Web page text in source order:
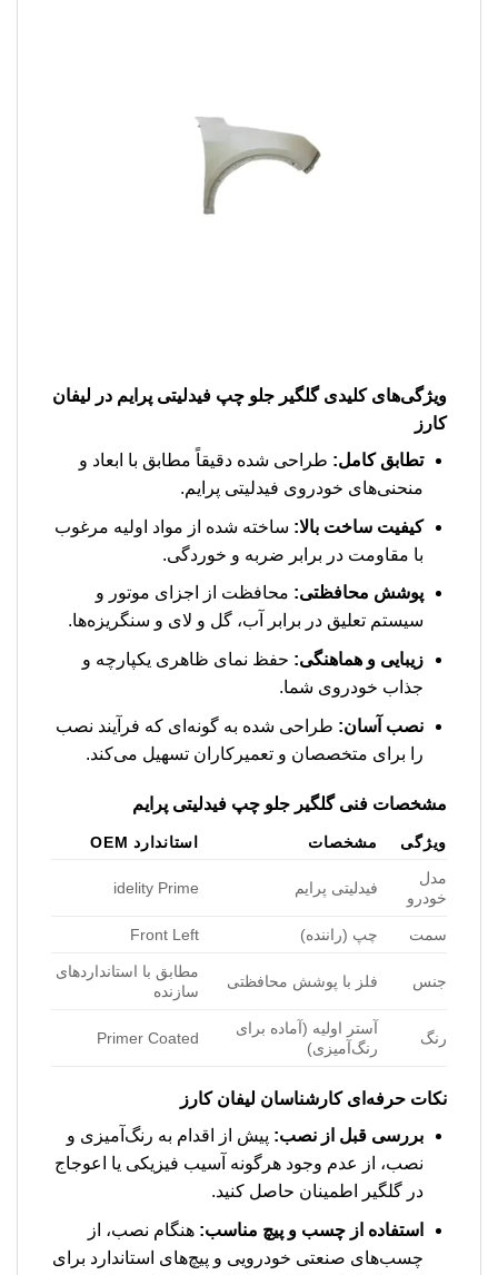
ویژگی‌های کلیدیگلگیر جلو چپ فیدلیتی پرایم در لیفان
کارز
تطابق کامل: طراحی شده دقیقاً مطابق با ابعاد و
منحنی‌های خودروی فیدلیتی پرایم.
کیفیت ساخت بالا: ساخته شده از مواد اولیه مرغوب
با مقاومت در برابر ضربه و خوردگی.
پوشش محافظتی: محافظت از اجزای موتور و
سیستم تعلیق در برابر آب، گل و لای و سنگریزه‌ها.
زیبایی و هماهنگی: حفظ نمای ظاهری یکپارچه و
جذاب خودروی شما.
نصب آسان: طراحی شده به گونه‌ای که فرآیند نصب
را برای متخصصان و تعمیرکاران تسهیل می‌کند.
مشخصات فنیگلگیر جلو چپ فیدلیتی پرایم
ویژگی مشخصات
استاندارد OEM
مدل
خودرو
فیدلیتی پرایم idelity Prime
سمت چپ (راننده) Front Left
جنس فلز با پوشش محافظتی
مطابق با استانداردهای
سازنده
رنگ
آستر اولیه (آماده برای
رنگ‌آمیزی)
Primer Coated
نکات حرفه‌ای کارشناسان لیفان کارز
بررسی قبل از نصب: پیش از اقدام به رنگ‌آمیزی و
نصب، از عدم وجود هرگونه آسیب فیزیکی یا اعوجاج
در گلگیر اطمینان حاصل کنید.
استفاده از چسب و پیچ مناسب: هنگام نصب، از
چسب‌های صنعتی خودرویی و پیچ‌های استاندارد برای